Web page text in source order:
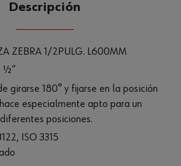
Descripción
ZEBRA 1/2PULG. L600MM
½”
girarse 180° y fijarse en la posición
especialmente apto para un
posiciones.
ISO 3315